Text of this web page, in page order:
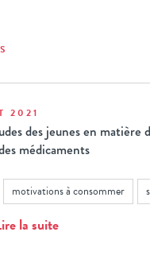
2021
des jeunes en matière
médicaments
motivations à consommer
la suite